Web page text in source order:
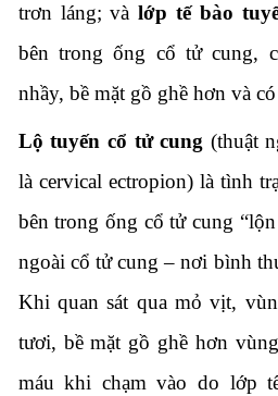
trơn láng; vàlớp tế bào
bên trong ống cổ tử cung,
nhầy, bề mặt gồ ghề hơn và
Lộ tuyến cổ tử cung (thuật
là cervical ectropion) là tình
bên trong ống cổ tử cung
ngoài cổ tử cung – nơi bình
Khi quan sát qua mỏ vịt,
tươi, bề mặt gồ ghề hơn
máu khi chạm vào do lớp